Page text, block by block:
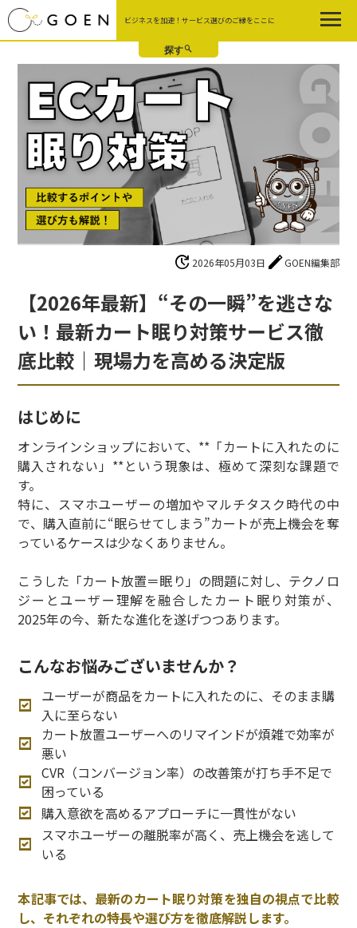
Skip
to
the
content
ビジネスを加速！サービス選びのご縁をここに
update 2026年05月03日 editGOEN編集部
【2026年最新】“その一瞬”を逃さな
い！最新カート眠り対策サービス徹
底比較｜現場力を高める決定版
はじめに
オンラインショップにおいて、**「カートに入れたのに
購入されない」**という現象は、極めて深刻な課題で
す。
特に、スマホユーザーの増加やマルチタスク時代の中
で、購入直前に“眠らせてしまう”カートが売上機会を奪
っているケースは少なくありません。
こうした「カート放置＝眠り」の問題に対し、テクノロ
ジーとユーザー理解を融合したカート眠り対策が、
2025年の今、新たな進化を遂げつつあります。
こんなお悩みございませんか？
ユーザーが商品をカートに入れたのに、そのまま購
入に至らない
カート放置ユーザーへのリマインドが煩雑で効率が
悪い
CVR（コンバージョン率）の改善策が打ち手不足で
困っている
購入意欲を高めるアプローチに一貫性がない
スマホユーザーの離脱率が高く、売上機会を逃して
いる
本記事では、最新のカート眠り対策を独自の視点で比較
し、それぞれの特長や選び方を徹底解説します。